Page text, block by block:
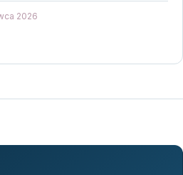
2026